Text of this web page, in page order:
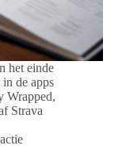
het einde
de apps
Wrapped,
Strava